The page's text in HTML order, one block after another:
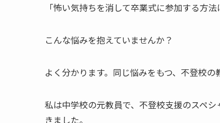
「怖い気持ちを消して卒業式に参加する方法
こんな悩みを抱えていませんか？
よく分かります。同じ悩みをもつ、不登校の
私は中学校の元教員で、不登校支援のスペ
きました。